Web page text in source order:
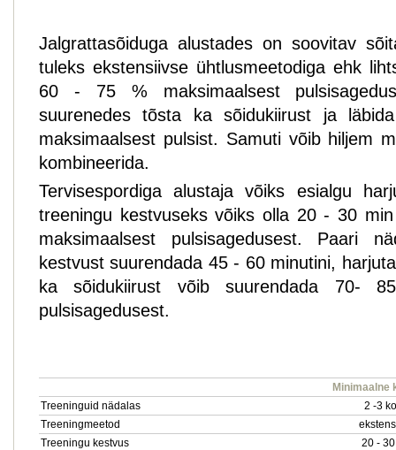
Jalgrattasõiduga alustades on soovitav
tuleks ekstensiivse ühtlusmeetodiga ehk
60 - 75 % maksimaalsest
suurenedes tõsta ka sõidukiirust ja
maksimaalsest pulsist. Samuti võib hiljem
kombineerida.
Tervisespordiga alustaja võiks esialgu
treeningu kestvuseks võiks olla 20 - 30
maksimaalsest pulsisagedusest. Paari
kestvust suurendada 45 - 60 minutini,
ka sõidukiirust võib suurendada 70-
pulsisagedusest.
Minimaalne
Treeninguid nädalas
2 -3
Treeningmeetod
Treeningu kestvus
20 -